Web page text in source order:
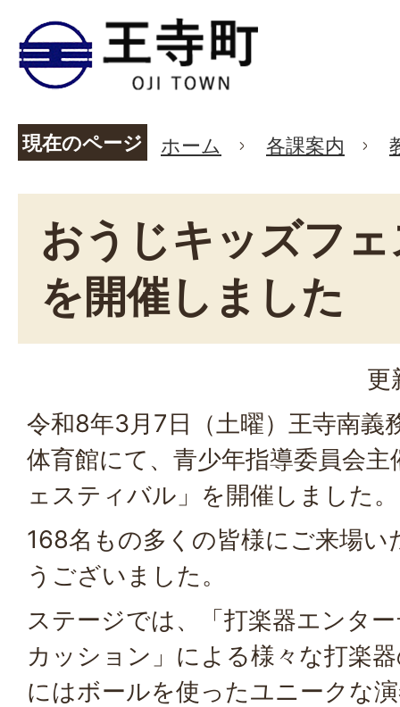
現在のページ ホーム 各課案内
おうじキッズフ
を開催しました
更
令和8年3月7日（土曜）王寺南義
体育館にて、青少年指導委員会
ェスティバル」を開催しました。
168名もの多くの皆様にご来場
うございました。
ステージでは、「打楽器エンタ
カッション」による様々な打楽
にはボールを使ったユニークな